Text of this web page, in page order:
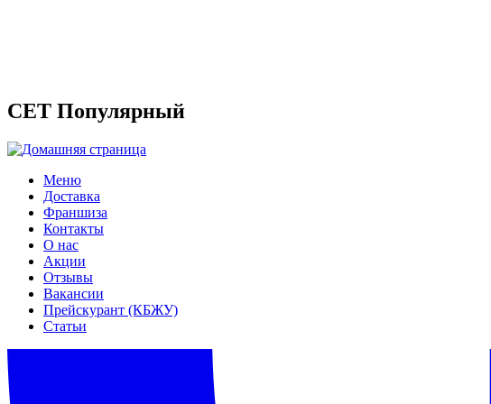
СЕТ Популярный
Меню
Доставка
Франшиза
Контакты
О нас
Акции
Отзывы
Вакансии
Прейскурант (КБЖУ)
Статьи